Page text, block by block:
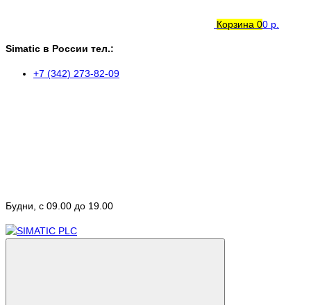
Корзина 00 р.
Simatic в России тел.:
+7 (342) 273-82-09
Будни, с 09.00 до 19.00